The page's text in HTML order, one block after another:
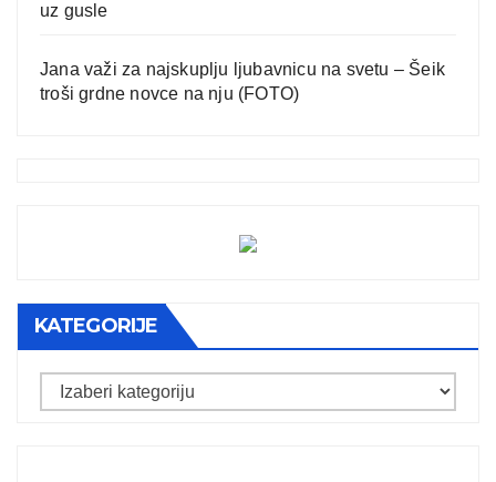
uz gusle
Jana važi za najskuplju ljubavnicu na svetu – Šeik
troši grdne novce na nju (FOTO)
KATEGORIJE
Kategorije